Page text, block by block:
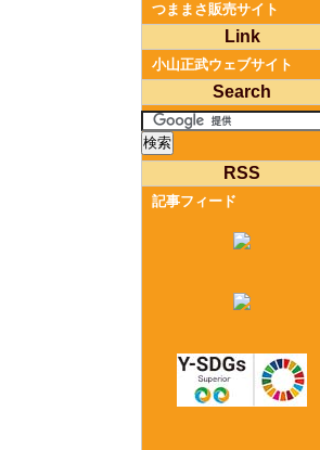
つままさ販売サイト
Link
小山正武ウェブサイト
Search
RSS
記事フィード